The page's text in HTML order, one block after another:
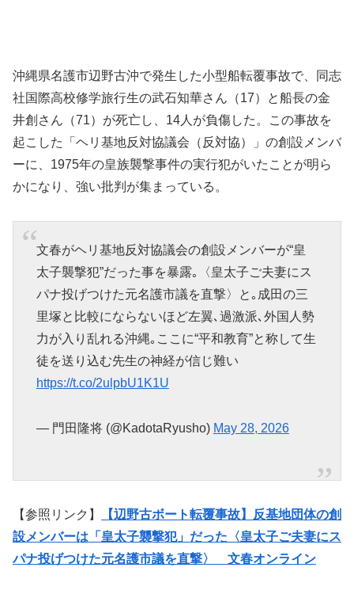
沖縄県名護市辺野古沖で発生した小型船転覆事故で、同志
社国際高校修学旅行生の武石知華さん（17）と船長の金
井創さん（71）が死亡し、14人が負傷した。この事故を
起こした「ヘリ基地反対協議会（反対協）」の創設メンバ
ーに、1975年の皇族襲撃事件の実行犯がいたことが明ら
かになり、強い批判が集まっている。
文春がヘリ基地反対協議会の創設メンバーが“皇
太子襲撃犯”だった事を暴露｡〈皇太子ご夫妻にス
パナ投げつけた元名護市議を直撃〉と｡成田の三
里塚と比較にならないほど左翼､過激派､外国人勢
力が入り乱れる沖縄｡ここに“平和教育”と称して生
徒を送り込む先生の神経が信じ難い
https://t.co/2ulpbU1K1U
— 門田隆将 (@KadotaRyusho) May 28, 2026
【参照リンク】
【辺野古ボート転覆事故】反基地団体の創
設メンバーは「皇太子襲撃犯」だった〈皇太子ご夫妻にス
パナ投げつけた元名護市議を直撃〉 文春オンライン